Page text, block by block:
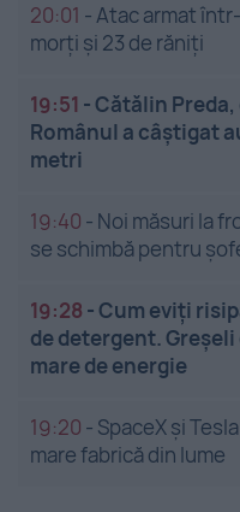
20:01 -Atac armat
morți și 23 de răniți
19:51 -Cătălin
Românul a câștigat
metri
19:40 - Noi măsuri la
se schimbă pentru
19:28 -Cum eviți
de detergent.
mare de energie
19:20 - SpaceX și
mare fabrică din lume